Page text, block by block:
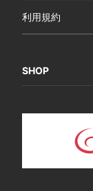
利用規約
SHOP